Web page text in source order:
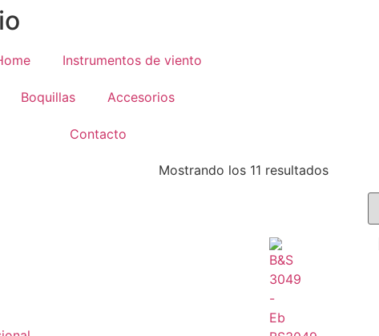
Instrumentos de viento
Boquillas Accesorios
Contacto
Mostrando los 11 resultados